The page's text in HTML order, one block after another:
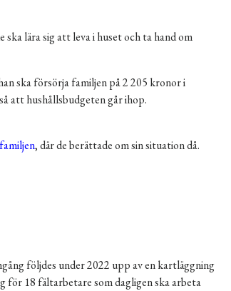
lära sig att leva i huset och ta hand om
ska försörja familjen på 2 205 kronor i
att hushållsbudgeten går ihop.
, där de berättade om sin situation då.
följdes under 2022 upp av en kartläggning
18 fältarbetare som dagligen ska arbeta